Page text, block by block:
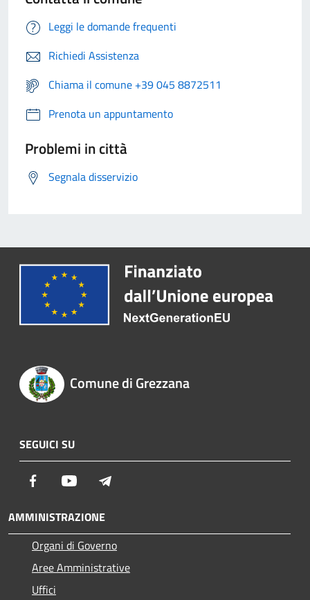
Leggi le domande frequenti
Richiedi Assistenza
Chiama il comune +39 045 8872511
Prenota un appuntamento
Problemi in città
Segnala disservizio
Comune di Grezzana
SEGUICI SU
Facebook Youtube
AMMINISTRAZIONE
Organi di Governo
Aree Amministrative
Uffici